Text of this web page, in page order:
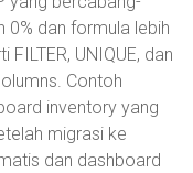
0% dan formula lebih
UNIQUE, dan
Contoh
inventory yang
migrasi ke
dan dashboard